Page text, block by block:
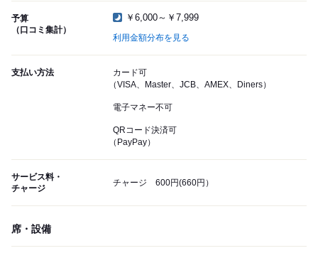
予算
（口コミ集計）
￥6,000～￥7,999
利用金額分布を見る
支払い方法
カード可
（VISA、Master、JCB、AMEX、Diners）
電子マネー不可
QRコード決済可
（PayPay）
サービス料・
チャージ
チャージ 600円(660円）
席・設備